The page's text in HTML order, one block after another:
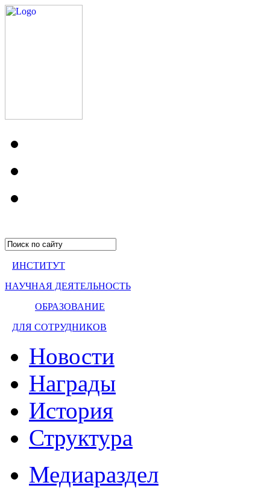
ИНСТИТУТ
НАУЧНАЯ ДЕЯТЕЛЬНОСТЬ
ОБРАЗОВАНИЕ
ДЛЯ СОТРУДНИКОВ
Новости
Награды
История
Структура
Медиараздел